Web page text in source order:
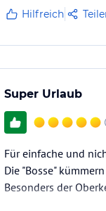
Hilfreich
Super Urlaub
Für einfache und
Die "Bosse"
Besonders der